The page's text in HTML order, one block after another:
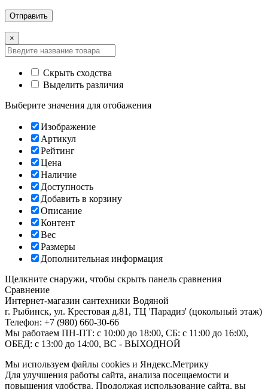
×
Скрыть сходства
Выделить различия
Выберите значения для отобажения
Изображение
Артикул
Рейтинг
Цена
Наличие
Доступность
Добавить в корзину
Описание
Контент
Вес
Размеры
Дополнительная информация
Щелкните снаружи, чтобы скрыть панель сравнения
Сравнение
Интернет-магазин сантехники Водяной
г. Рыбинск, ул. Крестовая д.81, ТЦ 'Парадиз' (цокольный этаж)
Телефон: +7 (980) 660-30-66
Мы работаем ПН-ПТ: с 10:00 до 18:00, СБ: с 11:00 до 16:00,
ОБЕД: с 13:00 до 14:00, ВС - ВЫХОДНОЙ
Мы используем файлы cookies и Яндекс.Метрику
Для улучшения работы сайта, анализа посещаемости и
повышения удобства. Продолжая использование сайта, вы